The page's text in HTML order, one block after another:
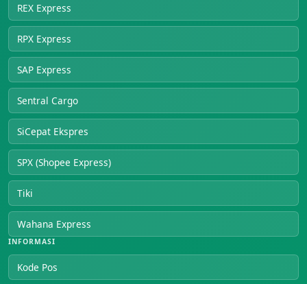
REX Express
RPX Express
SAP Express
Sentral Cargo
SiCepat Ekspres
SPX (Shopee Express)
Tiki
Wahana Express
INFORMASI
Kode Pos